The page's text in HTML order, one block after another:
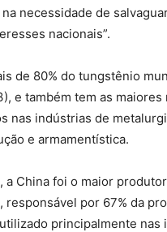
necessidade de
nacionais”.
de 80% do tungstênio
e também tem as maiores
nas indústrias de
e armamentística.
a China foi o maior produtor
por 67% da
principalmente nas